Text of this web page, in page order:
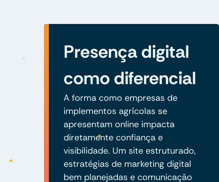
Presença digital
como diferencial
A forma como empresas de
implementos agrícolas se
apresentam online impacta
diretamente confiança e
visibilidade. Um site estruturado,
estratégias de marketing digital
bem planejadas e comunicação